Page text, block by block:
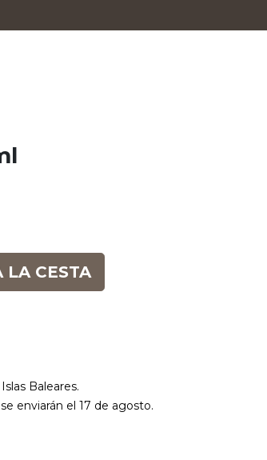
LA CESTA
Baleares.
enviarán el 17 de agosto.